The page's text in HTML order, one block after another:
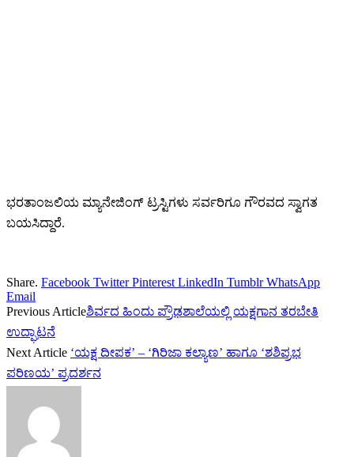
ಭರತಾಂಜಲಿಯ ಮ್ಯಾನೇಜಿಂಗ್ ಟ್ರಸ್ಟಿಗಳು ಸರ್ವರಿಗೂ ಗೌರವದ ಸ್ವಾಗತ
ಬಯಸಿದ್ದಾರೆ.
Share. Facebook Twitter Pinterest LinkedIn Tumblr WhatsApp
Email
Previous Articleಶಿರ್ವದ ಹಿಂದು ಪ್ರೌಢಶಾಲೆಯಲ್ಲಿ ಯಕ್ಷಗಾನ ತರಬೇತಿ
ಉದ್ಘಾಟನೆ
Next Article ‘ಯಕ್ಷ ದೀಪಕ’ – ‘ಗಿರಿಜಾ ಕಲ್ಯಾಣ’ ಹಾಗೂ ‘ಶಶಿಪ್ರಭ
ಪರಿಣಯ’ ಪ್ರದರ್ಶನ